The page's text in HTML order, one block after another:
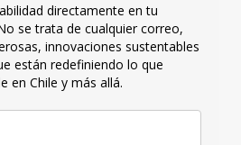
directamente en tu
se trata de cualquier correo,
innovaciones sustentables
están redefiniendo lo que
en Chile y más allá.